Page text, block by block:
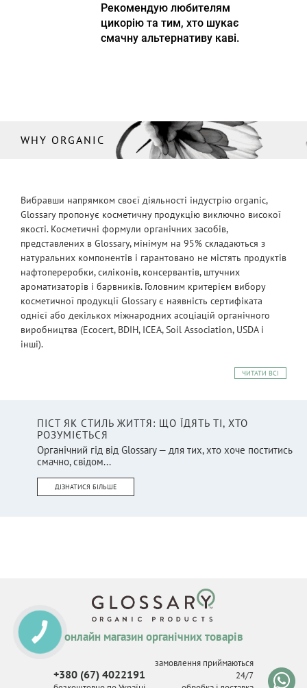
Рекомендую любителям
цикорію та тим, хто шукає
смачну альтернативу каві.
WHY ORGANIC
Вибравши напрямком своєї діяльності індустрію organic,
Glossary пропонує косметичну продукцію виключно високої
якості. Косметичні формули органічних засобів,
представлених в Glossary, мінімум на 95% складаються з
натуральних компонентів і гарантовано не містять продуктів
нафтопереробки, силіконів, консервантів, штучних
ароматизаторів і барвників. Головним критерієм вибору
косметичної продукції Glossary є наявність сертифіката
однієї або декількох міжнародних асоціацій органічного
виробництва (Ecocert, BDIH, ICEA, Soil Association, USDA і
інші).
ЧИТАТИ ВСІ
ПІСТ ЯК СТИЛЬ ЖИТТЯ: ЩО ЇДЯТЬ ТІ, ХТО
РОЗУМІЄТЬСЯ
Органічний гід від Glossary — для тих, хто хоче поститись
смачно, свідом...
ДІЗНАТИСЯ БІЛЬШЕ
онлайн магазин органічних товарів
+380 (67) 4022191
замовлення приймаються
24/7
КНОПКА
СВЯЗИ